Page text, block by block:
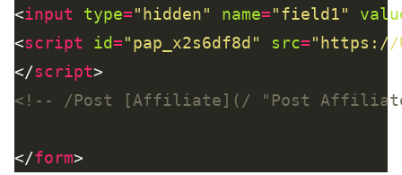
<input type="hidden" name="field1"
<script id="pap_x2s6df8d" src="https://
</script
<!-- /Post [Affiliate](/ "Post Affiliate
</form